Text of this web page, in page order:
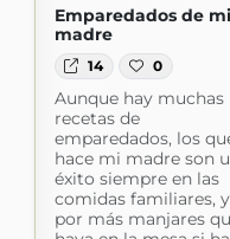
Emparedados de mi
madre
14 0
Aunque hay muchas
recetas de
emparedados, los
hace mi madre son
éxito siempre en las
comidas familiares, y
por más manjares